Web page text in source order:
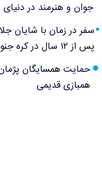
جوان و هنرمند در
سفر در زمان با شایان
پس از ۱۲ سال در کره جنوبی با تصاویر جدید مورد توجه قرار گرفت
حمایت همسایگان
همبازی قدیمی